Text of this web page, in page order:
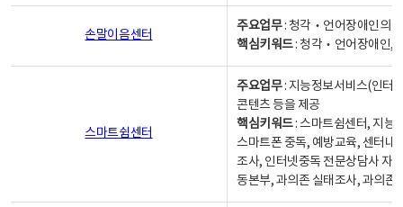
손말이음센터
주요업무: 청각‧언어장애인의
핵심키워드: 청각‧언어장애인,
스마트쉼센터
주요업무: 지능정보서비스(인터
콘텐츠 등을 제공
핵심키워드: 스마트쉼센터, 지능
스마트폰 중독, 예방교육, 센터내
조사, 인터넷중독 전문상담사 자
동본부, 과의존 실태조사, 과의존